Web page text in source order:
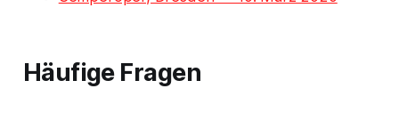
Häufige Fragen